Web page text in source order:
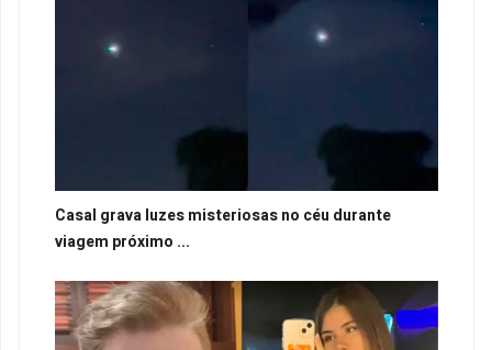
Casal grava luzes misteriosas no céu durante
viagem próximo ...